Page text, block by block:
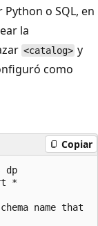
Python o SQL, en
la
<catalog> y
como
Copiar
dp
*
name that